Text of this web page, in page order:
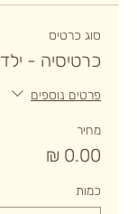
סוג כרטיס
כרטיסיה - ילד
פרטים נוספים
מחיר
כמות